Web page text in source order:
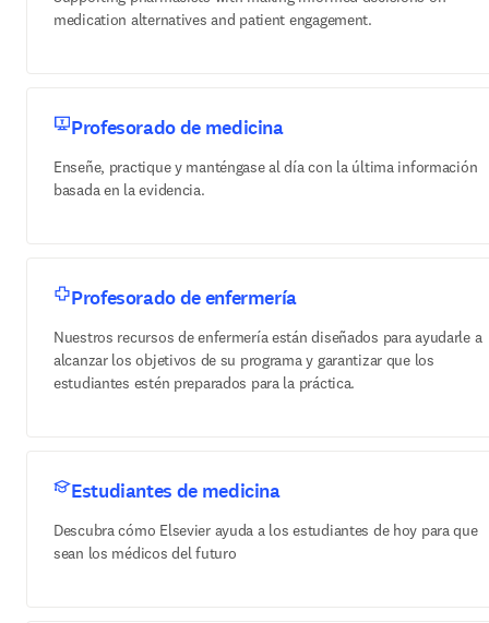
medication alternatives and patient engagement.
Profesorado de medicina
Enseñe, practique y manténgase al día con la última información
basada en la evidencia.
Profesorado de enfermería
Nuestros recursos de enfermería están diseñados para ayudarle a
alcanzar los objetivos de su programa y garantizar que los
estudiantes estén preparados para la práctica.
Estudiantes de medicina
Descubra cómo Elsevier ayuda a los estudiantes de hoy para que
sean los médicos del futuro